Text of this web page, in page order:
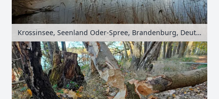
Krossinsee, Seenland Oder-Spree, Brandenburg, Deutschland